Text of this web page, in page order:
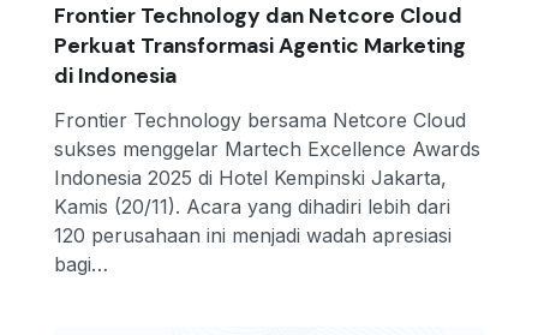
Frontier Technology dan Netcore Cloud
Perkuat Transformasi Agentic Marketing
di Indonesia
Frontier Technology bersama Netcore Cloud
sukses menggelar Martech Excellence Awards
Indonesia 2025 di Hotel Kempinski Jakarta,
Kamis (20/11). Acara yang dihadiri lebih dari
120 perusahaan ini menjadi wadah apresiasi
bagi…